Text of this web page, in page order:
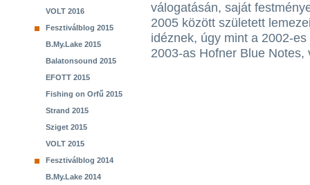
VOLT 2016
Fesztiválblog 2015
B.My.Lake 2015
Balatonsound 2015
EFOTT 2015
Fishing on Orfű 2015
Strand 2015
Sziget 2015
VOLT 2015
Fesztiválblog 2014
B.My.Lake 2014
válogatásán, saját
2005 között született
idéznek, úgy mint a 2002-
2003-as Hofner Blue